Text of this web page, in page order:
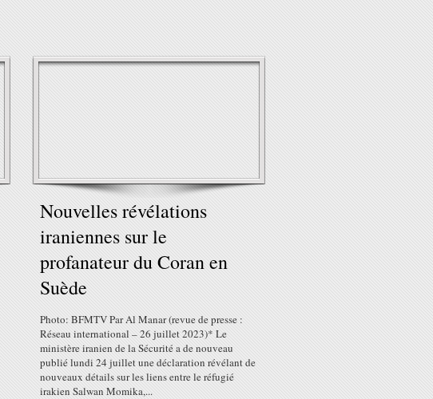
Nouvelles révélations
iraniennes sur le
profanateur du Coran en
Suède
Photo: BFMTV Par Al Manar (revue de presse :
Réseau international – 26 juillet 2023)* Le
ministère iranien de la Sécurité a de nouveau
publié lundi 24 juillet une déclaration révélant de
nouveaux détails sur les liens entre le réfugié
irakien Salwan Momika,...